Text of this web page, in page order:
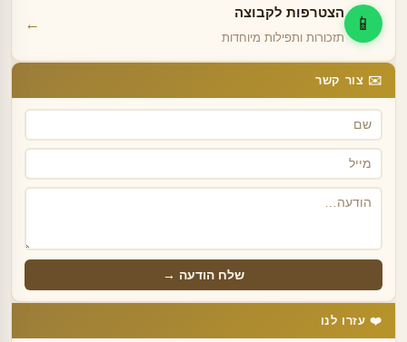
📱
הצטרפות לקבוצה
תזכורות ותפילות מיוחדות
←
✉️ צור קשר
שלח הודעה →
❤️ עזרו לנו